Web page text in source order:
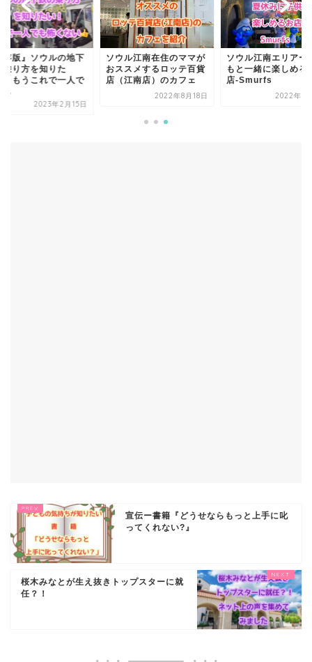
存版』ソウルの地下
乗り方を知りた
もうこれで一人で
...
2023年2月15日
ソウル江南在住のママが
おススメするロッテ百貨
店（江南店）のカフェ
2022年8月18日
ソウル江南エリアー
もと一緒に楽しめる
店-Smurfs
2022年8
宣伝ー書籍『どうせならもっと上手に叱
ってくれない?』
桜木みなとが生え抜きトップスターに就
任？！